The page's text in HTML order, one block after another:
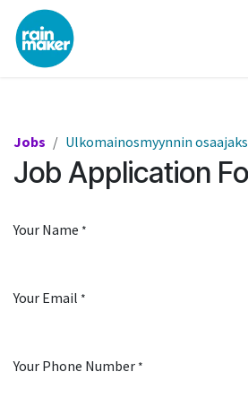
Skip to Content
Jobs Ulkomainosmyynnin
Job Application
Your Name *
Your Email *
Your Phone Number *